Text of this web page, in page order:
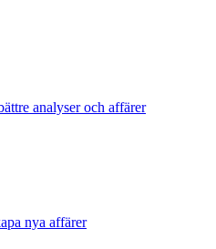
analyser och affärer
nya affärer